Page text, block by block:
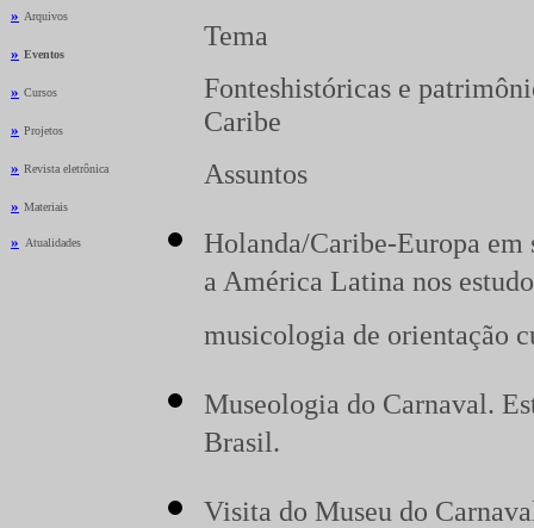
» Arquivos
» Eventos
» Cursos
» Projetos
» Revista eletrônica
» Materiais
» Atualidades
Tema
Fonteshistóricas e
Caribe
Assuntos
Holanda/Caribe-Europa em
a América Latina nos
musicologia de orientação
Museologia do Carnaval.
Brasil.
Visita do Museu do